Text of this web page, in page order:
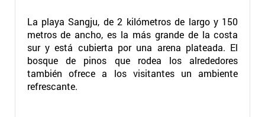
La playa Sangju, de 2 kilómetros de largo y 150
metros de ancho, es la más grande de la costa
sur y está cubierta por una arena plateada. El
bosque de pinos que rodea los alrededores
también ofrece a los visitantes un ambiente
refrescante.